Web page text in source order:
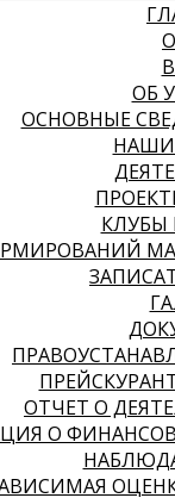
ОБ
ОСНОВНЫЕ
НАШИ
КЛУБЫ
ОТЧЕТ О
О